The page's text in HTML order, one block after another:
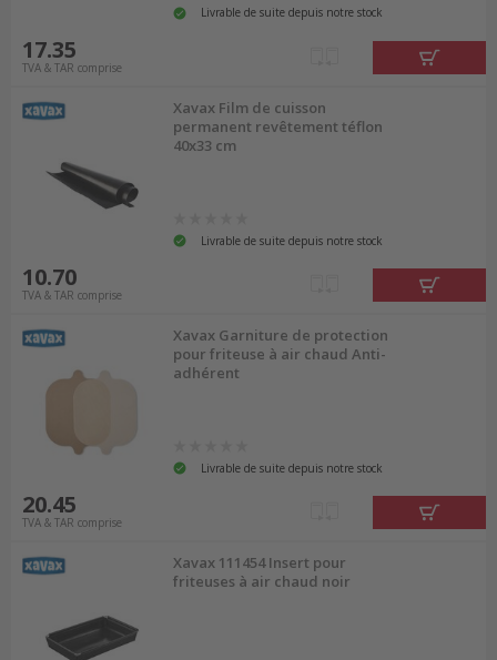
Livrable de suite depuis notre stock
17.35
TVA & TAR comprise
Xavax Film de cuisson
permanent revêtement téflon
40x33 cm
Livrable de suite depuis notre stock
10.70
TVA & TAR comprise
Xavax Garniture de protection
pour friteuse à air chaud Anti-
adhérent
Livrable de suite depuis notre stock
20.45
TVA & TAR comprise
Xavax 111454 Insert pour
friteuses à air chaud noir